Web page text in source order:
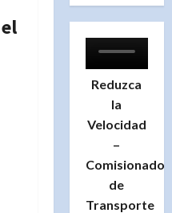
Reduzca
la
Velocidad
–
Comisionado
de
Transporte